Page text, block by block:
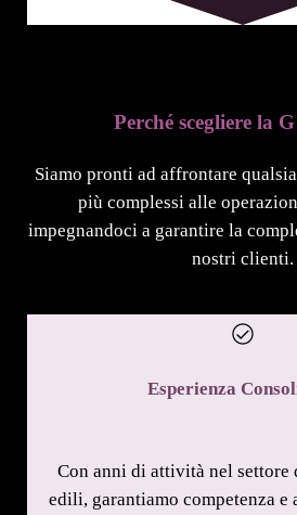
Perché scegliere la
Siamo pronti ad affrontare
più complessi alle
impegnandoci a garantire la
nostri clienti.
Esperienza
Con anni di attività nel
edili, garantiamo competenza